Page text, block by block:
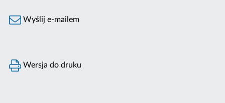
Wyślij e-mailem
Wersja do druku